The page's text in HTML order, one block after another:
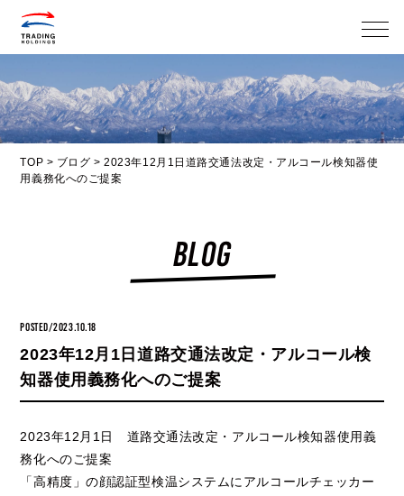
メニ
TOP > ブログ >2023年12月1日道路交通法改定・アルコール検知器使
用義務化へのご提案
BLOG
POSTED/2023.10.18
2023年12月1日道路交通法改定・アルコール検
知器使用義務化へのご提案
2023年12月1日 道路交通法改定・アルコール検知器使用義
務化へのご提案
「高精度」の顔認証型検温システムにアルコールチェッカー